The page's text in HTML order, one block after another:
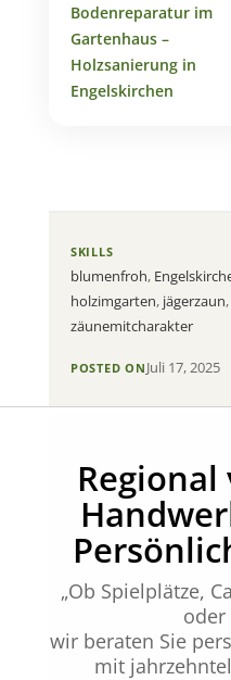
Bodenreparatur im
Gartenhaus –
Holzsanierung in
Engelskirchen
SKILLS
blumenfroh,
holzimgarten, jägerzaun,
zäunemitcharakter
POSTED ON Juli 17, 2025
„Ob Spielplätze,
oder
wir beraten Sie
mit